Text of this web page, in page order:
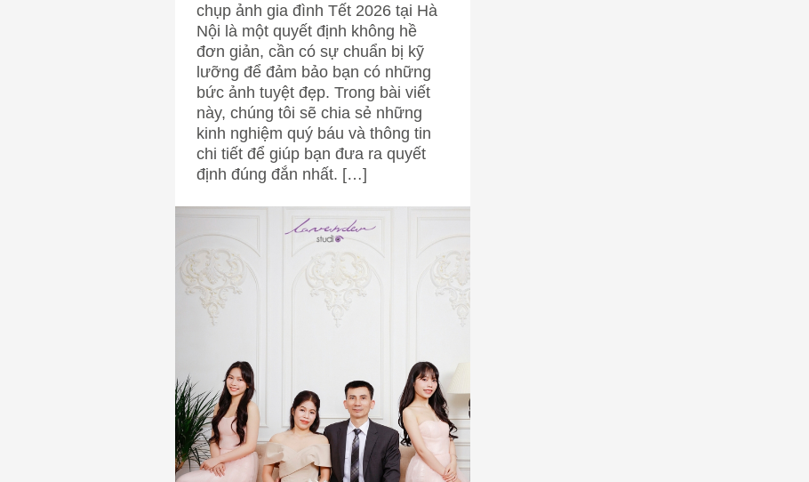
chụp ảnh gia đình Tết 2026 tại Hà
Nội là một quyết định không hề
đơn giản, cần có sự chuẩn bị kỹ
lưỡng để đảm bảo bạn có những
bức ảnh tuyệt đẹp. Trong bài viết
này, chúng tôi sẽ chia sẻ những
kinh nghiệm quý báu và thông tin
chi tiết để giúp bạn đưa ra quyết
định đúng đắn nhất. […]